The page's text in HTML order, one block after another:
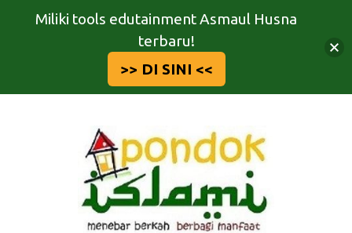
Miliki tools edutainment Asmaul Husna
terbaru!
>> DI SINI <<